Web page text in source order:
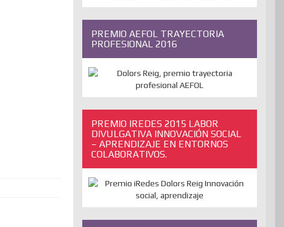
PREMIO AEFOL TRAYECTORIA
PROFESIONAL 2016
PREMIO IREDES 2015 LABOR
DIVULGATIVA INNOVACIÓN SOCIAL
– APRENDIZAJE EN ENTORNOS
COLABORATIVOS.